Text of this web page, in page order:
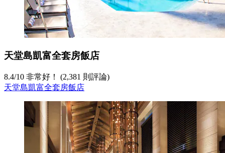
天堂島凱富全套房飯店
8.4/10 非常好！ (2,381 則評論)
天堂島凱富全套房飯店